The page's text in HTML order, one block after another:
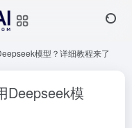
模型？详细教程来了
Deepseek模